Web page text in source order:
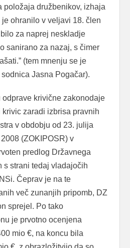
položaja družbenikov, izhaja
ohranilo v veljavi 18. člen
za naprej neskladje
sanirano za nazaj, s čimer
(tem mnenju se je
Jasna Pogačar).
odprave krivične zakonodaje
zaradi izbrisa pravnih
v obdobju od 23. julija
(ZOKIPOSR) v
predlog Državnega
s strani tedaj vladajočih
Čeprav je na te
več zunanjih pripomb, DZ
sprejel. Po tako
je prvotno ocenjena
mio €, na koncu bila